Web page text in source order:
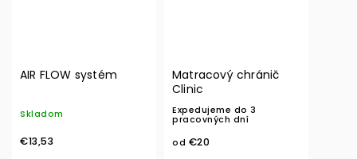
AIR FLOW systém
Skladom
€13,53
Matracový chránič
Clinic
Expedujeme do 3
pracovných dní
od €20